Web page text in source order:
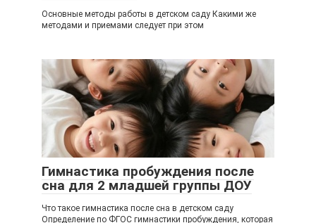
Основные методы работы в детском саду Какими же
методами и приемами следует при этом
Гимнастика пробуждения после
сна для 2 младшей группы ДОУ
Что такое гимнастика после сна в детском саду
Определение по ФГОС гимнастики пробуждения, которая